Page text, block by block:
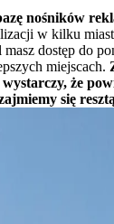
nośników
w kilku
dostęp do
miejscach.
że
się